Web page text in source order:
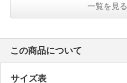
一覧を見る
この商品について
サイズ表